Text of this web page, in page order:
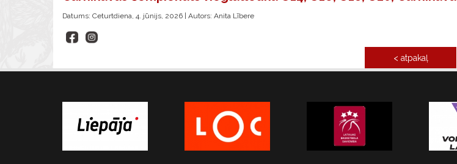
Datums: Ceturtdiena, 4. jūnijs, 2026 | Autors: Anita Lībere
< atpakaļ